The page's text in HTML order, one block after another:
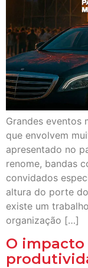
Grandes eventos
que envolvem
apresentado no
renome, bandas
convidados
altura do porte
existe um
organização […]
O